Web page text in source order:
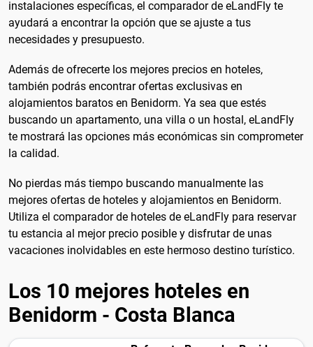
instalaciones específicas, el comparador de eLandFly te
ayudará a encontrar la opción que se ajuste a tus
necesidades y presupuesto.
Además de ofrecerte los mejores precios en hoteles,
también podrás encontrar ofertas exclusivas en
alojamientos baratos en Benidorm. Ya sea que estés
buscando un apartamento, una villa o un hostal, eLandFly
te mostrará las opciones más económicas sin comprometer
la calidad.
No pierdas más tiempo buscando manualmente las
mejores ofertas de hoteles y alojamientos en Benidorm.
Utiliza el comparador de hoteles de eLandFly para reservar
tu estancia al mejor precio posible y disfrutar de unas
vacaciones inolvidables en este hermoso destino turístico.
Los 10 mejores hoteles en
Benidorm - Costa Blanca